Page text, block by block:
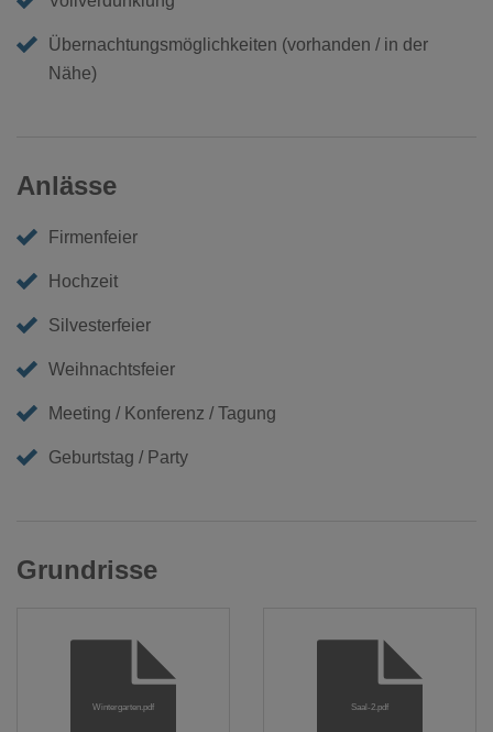
Übernachtungsmöglichkeiten (vorhanden / in der
Nähe)
Anlässe
Firmenfeier
Hochzeit
Silvesterfeier
Weihnachtsfeier
Meeting / Konferenz / Tagung
Geburtstag / Party
Grundrisse
Wintergarten.pdf Saal-2.pdf